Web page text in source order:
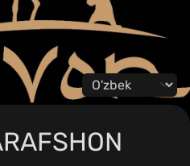
Change language